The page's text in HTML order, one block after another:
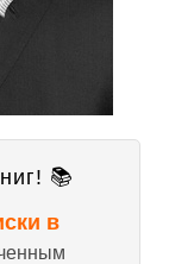
📚
в